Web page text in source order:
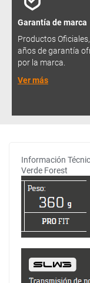
Garantía de marca
Productos
años de garantía
por la marca.
Ver más
Información
Verde Forest